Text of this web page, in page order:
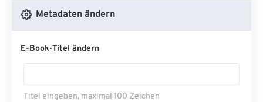
Metadaten ändern
E-Book-Titel ändern
Titel eingeben, maximal 100 Zeichen